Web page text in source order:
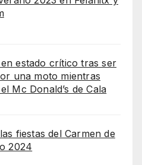
estado crítico tras ser
una moto mientras
Mc Donald’s de Cala
fiestas del Carmen de
2024